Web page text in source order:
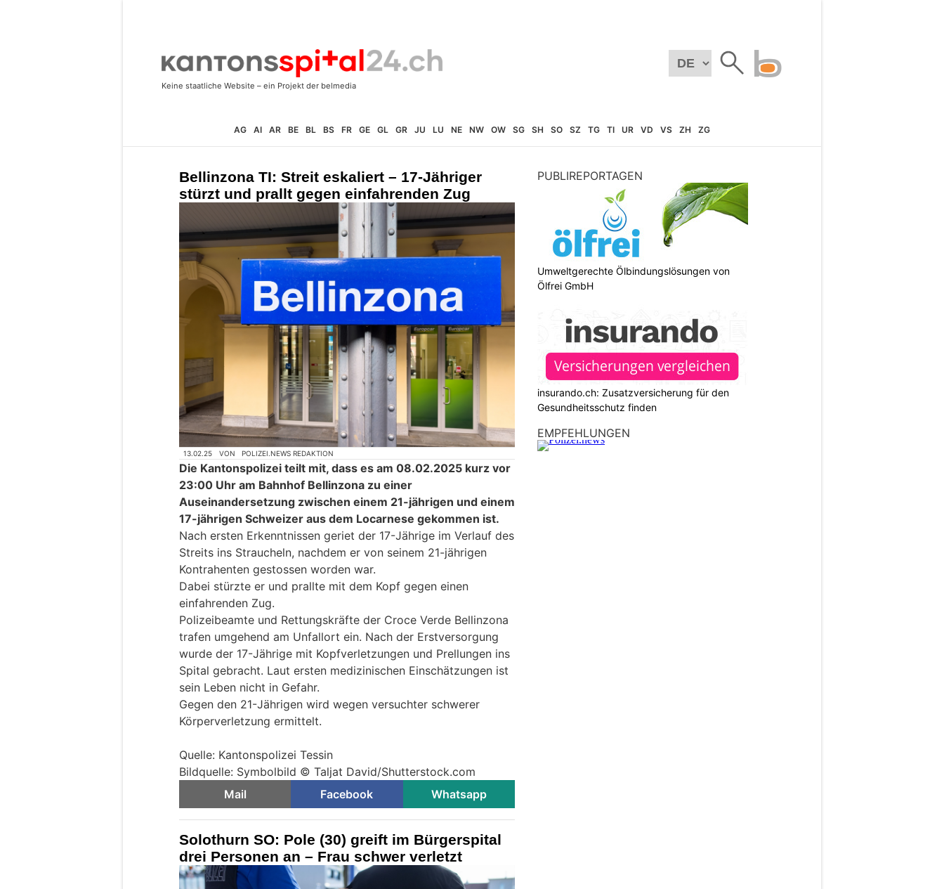
AG AI AR BE BL BS FR GE GL GR JU LU NE NW OW SG SH SO SZ TG TI UR VD VS ZH ZG
Bellinzona TI: Streit eskaliert – 17-Jähriger
stürzt und prallt gegen einfahrenden Zug
13.02.25 VON POLIZEI.NEWS REDAKTION
Die Kantonspolizei teilt mit, dass es am 08.02.2025 kurz vor
23:00 Uhr am Bahnhof Bellinzona zu einer
Auseinandersetzung zwischen einem 21-jährigen und einem
17-jährigen Schweizer aus dem Locarnese gekommen ist.
Nach ersten Erkenntnissen geriet der 17-Jährige im Verlauf des
Streits ins Straucheln, nachdem er von seinem 21-jährigen
Kontrahenten gestossen worden war.
Dabei stürzte er und prallte mit dem Kopf gegen einen
einfahrenden Zug.
Polizeibeamte und Rettungskräfte der Croce Verde Bellinzona
trafen umgehend am Unfallort ein. Nach der Erstversorgung
wurde der 17-Jährige mit Kopfverletzungen und Prellungen ins
Spital gebracht. Laut ersten medizinischen Einschätzungen ist
sein Leben nicht in Gefahr.
Gegen den 21-Jährigen wird wegen versuchter schwerer
Körperverletzung ermittelt.
Quelle: Kantonspolizei Tessin
Bildquelle: Symbolbild © Taljat David/Shutterstock.com
Mail
Facebook Whatsapp
Solothurn SO: Pole (30) greift im Bürgerspital
drei Personen an – Frau schwer verletzt
PUBLIREPORTAGEN
Umweltgerechte Ölbindungslösungen von
Ölfrei GmbH
insurando.ch: Zusatzversicherung für den
Gesundheitsschutz finden
EMPFEHLUNGEN